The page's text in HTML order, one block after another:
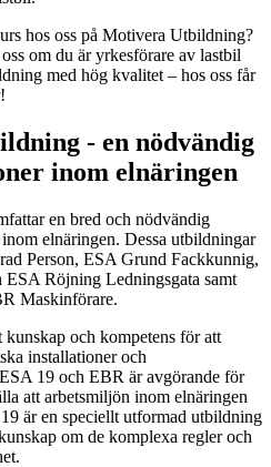
hos oss på Motivera Utbildning?
om du är yrkesförare av lastbil
med hög kvalitet – hos oss får
- en nödvändig
inom elnäringen
en bred och nödvändig
elnäringen. Dessa utbildningar
Person, ESA Grund Fackkunnig,
Röjning Ledningsgata samt
Maskinförare.
kunskap och kompetens för att
installationer och
19 och EBR är avgörande för
att arbetsmiljön inom elnäringen
är en speciellt utformad utbildning
om de komplexa regler och